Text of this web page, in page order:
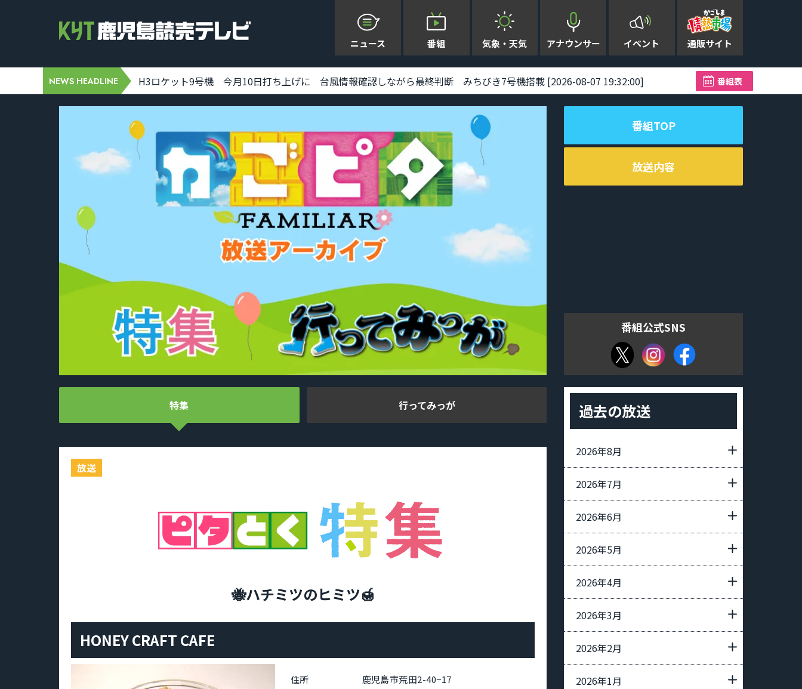
ニュース 番組 気象・天気 アナウンサー イベント 通販サイト
NEWS HEADLINE
08-07 19:31:00] H3ロケット9号機 今月10日打ち上げに 台風情報確認しながら最終判断 みちびき7号機搭載 [2026-08-07 19:32:00] 台風13号が奄美に猛
番組表
番組TOP
放送内容
番組公式SNS
特集
放送
🐝ハチミツのヒミツ🍯
HONEY CRAFT CAFE
住所 鹿児島市荒田2-40−17
行ってみっが 過去の放送
2026年8月
2026年7月
2026年6月
2026年5月
2026年4月
2026年3月
2026年2月
2026年1月